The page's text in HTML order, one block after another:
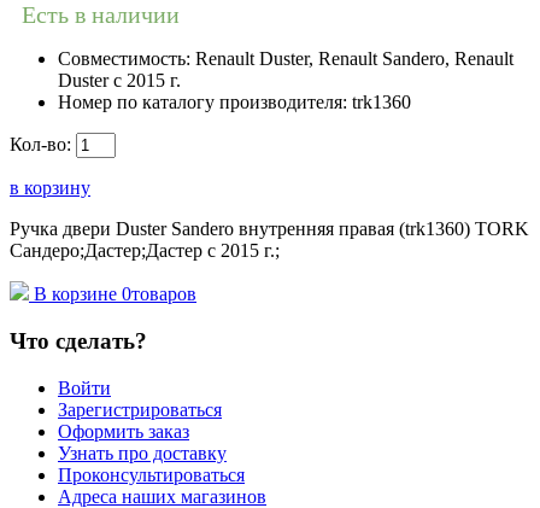
Есть в наличии
Совместимость: Renault Duster, Renault Sandero, Renault
Duster с 2015 г.
Номер по каталогу производителя: trk1360
Кол-во:
в корзину
Ручка двери Duster Sandero внутренняя правая (trk1360) TORK
Сандеро;Дастер;Дастер с 2015 г.;
В корзине 0товаров
Что сделать?
Войти
Зарегистрироваться
Оформить заказ
Узнать про доставку
Проконсультироваться
Адреса наших магазинов